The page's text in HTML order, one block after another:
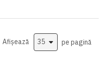
Afișează pe pagină